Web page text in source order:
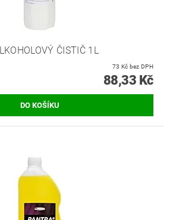
ČISTIČ 1L
73 Kč bez DPH
88,33 Kč